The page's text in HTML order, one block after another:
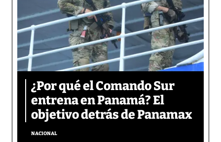
¿Por qué el Comando Sur
entrena en Panamá? El
objetivo detrás de Panamax
NACIONAL